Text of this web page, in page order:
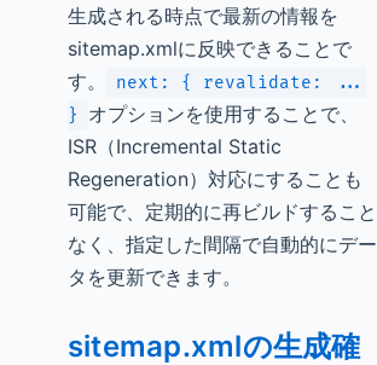
生成される時点で最新の情報を
sitemap.xmlに反映できることで
す。
next: { revalidate: ...
}
オプションを使用することで、
ISR（Incremental Static
Regeneration）対応にすることも
可能で、定期的に再ビルドすること
なく、指定した間隔で自動的にデー
タを更新できます。
sitemap.xmlの生成確